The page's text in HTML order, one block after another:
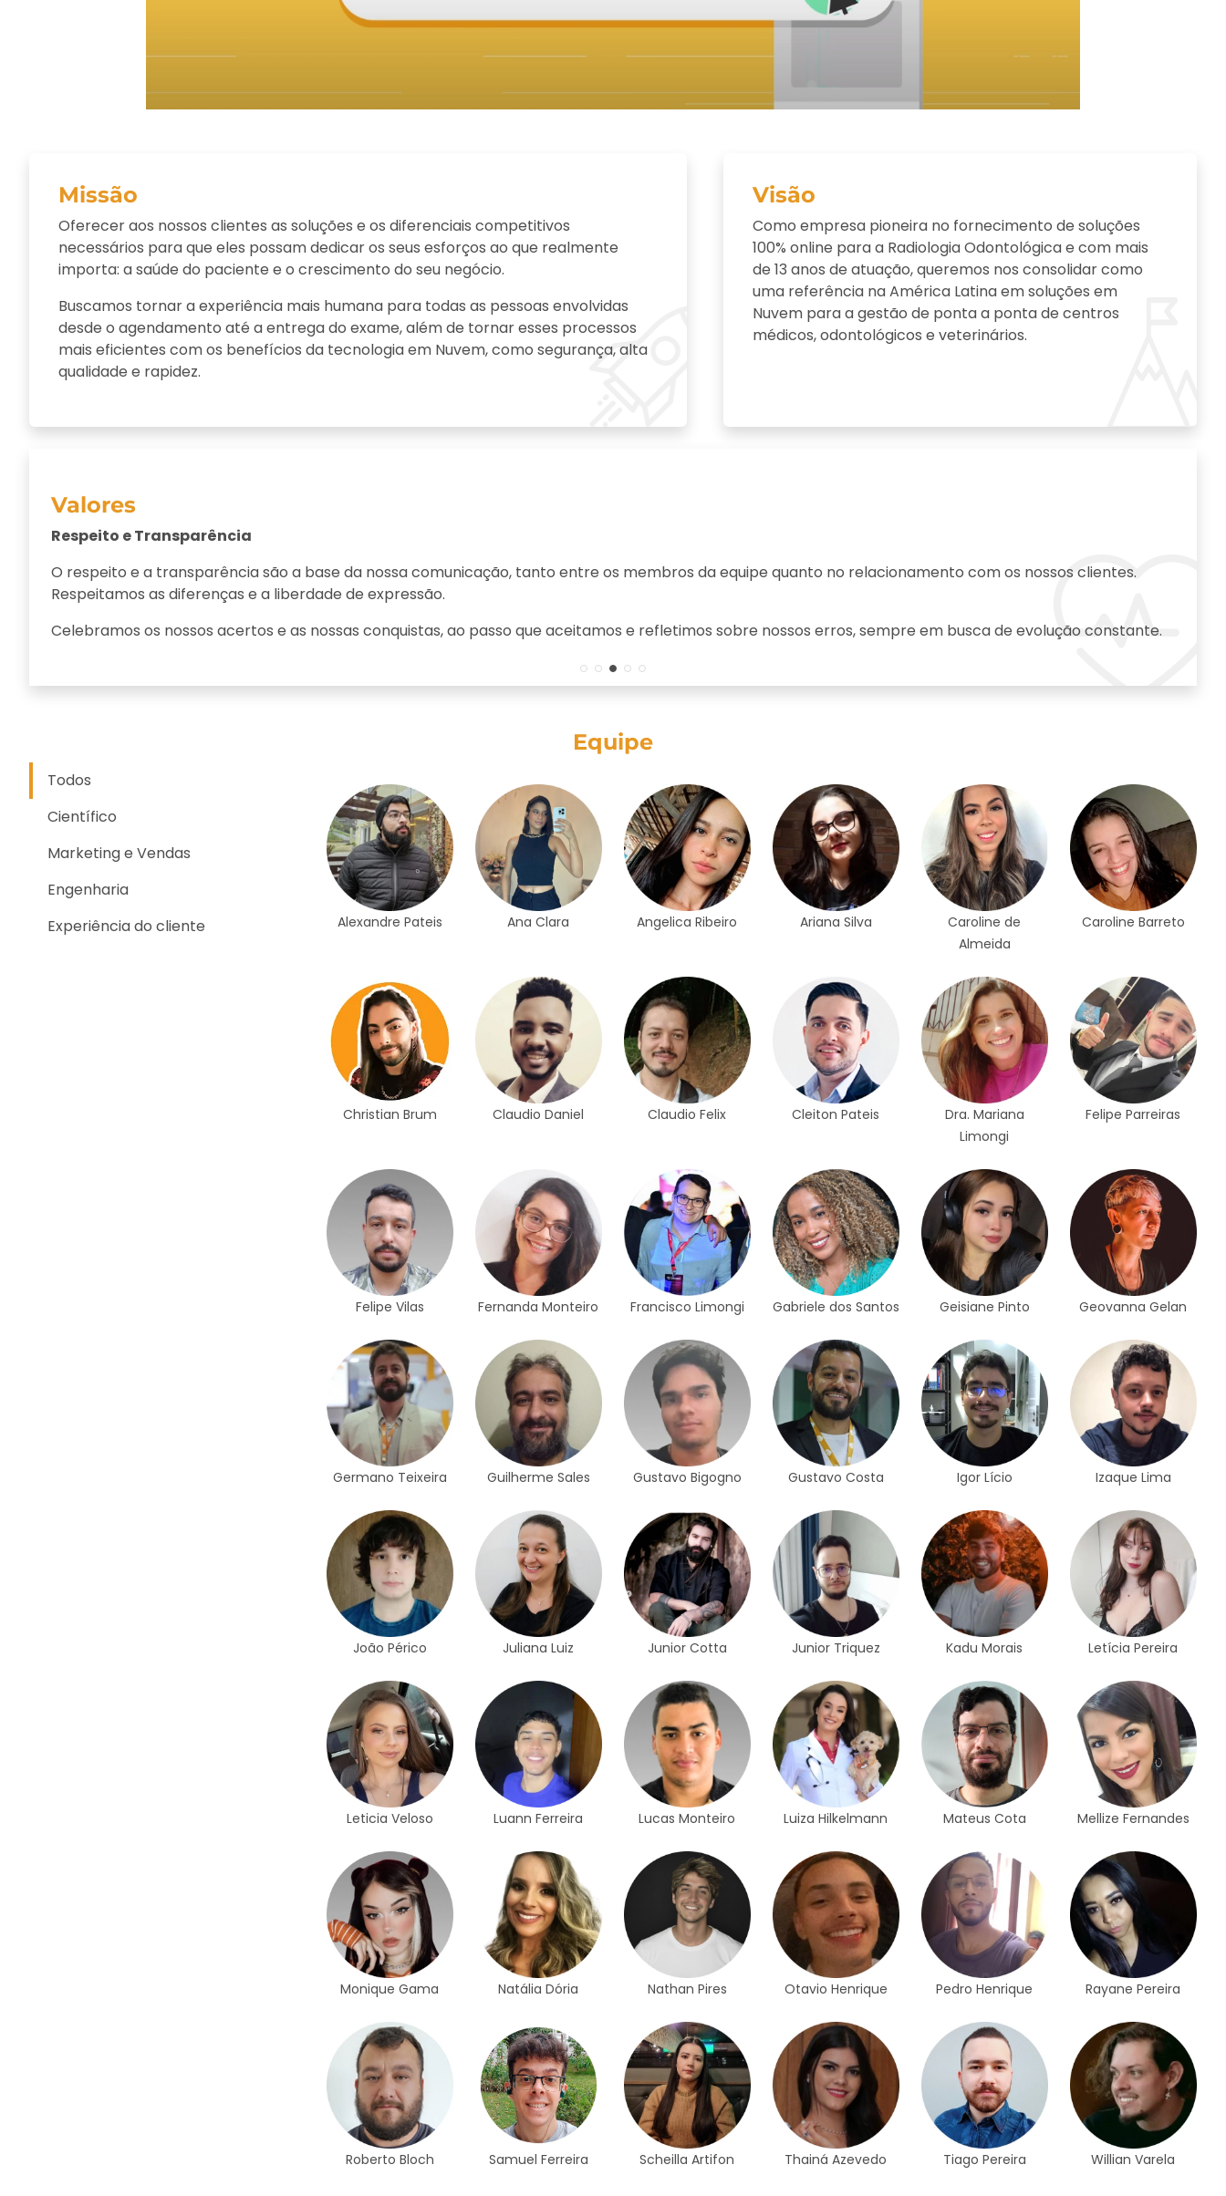
Missão
Oferecer aos nossos clientes as soluções e os diferenciais competitivos
necessários para que eles possam dedicar os seus esforços ao que realmente
importa: a saúde do paciente e o crescimento do seu negócio.
Buscamos tornar a experiência mais humana para todas as pessoas envolvidas
desde o agendamento até a entrega do exame, além de tornar esses processos
mais eficientes com os benefícios da tecnologia em Nuvem, como segurança, alta
qualidade e rapidez.
Visão
Como empresa pioneira no fornecimento de soluções
100% online para a Radiologia Odontológica e com mais
de 13 anos de atuação, queremos nos consolidar como
uma referência na América Latina em soluções em
Nuvem para a gestão de ponta a ponta de centros
médicos, odontológicos e veterinários.
Valores
Sustentabilidade ambiental
Os consumidores estão se tornando cada dia mais conscientes do impacto que seus hábitos podem gerar no meio ambiente.
Com armazenamento e distribuição de exames pela Nuvem, além de iniciativas de apoio à preservação da natureza, a Cfaz é uma empresa comprometida
com a sua responsabilidade ambiental.
Equipe
Todos
Científico
Marketing e Vendas
Engenharia
Experiência do cliente
Alexandre Pateis Ana Clara Angelica Ribeiro Ariana Silva
Caroline de
Almeida
Caroline Barreto
Christian Brum Claudio Daniel Claudio Felix Cleiton Pateis
Dra. Mariana
Limongi
Felipe Parreiras
Felipe Vilas Fernanda Monteiro Francisco Limongi Gabriele dos Santos Geisiane Pinto Geovanna Gelan
Germano Teixeira Guilherme Sales Gustavo Bigogno Gustavo Costa Igor Lício Izaque Lima
João Périco Juliana Luiz Junior Cotta Junior Triquez Kadu Morais Letícia Pereira
Leticia Veloso Luann Ferreira Lucas Monteiro Luiza Hilkelmann Mateus Cota Mellize Fernandes
Monique Gama Natália Dória Nathan Pires Otavio Henrique Pedro Henrique Rayane Pereira
Roberto Bloch Samuel Ferreira Scheilla Artifon Thainá Azevedo Tiago Pereira Willian Varela